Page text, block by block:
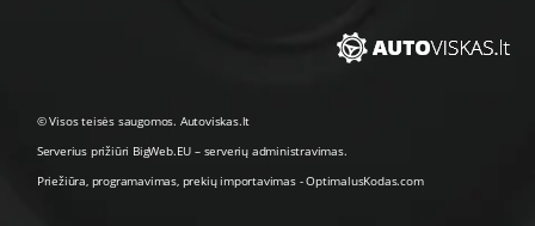
© Visos teisės saugomos. Autoviskas.lt
Serverius prižiūri BigWeb.EU – serverių administravimas.
Priežiūra, programavimas prekių importavimas-OptimalusKodas.com